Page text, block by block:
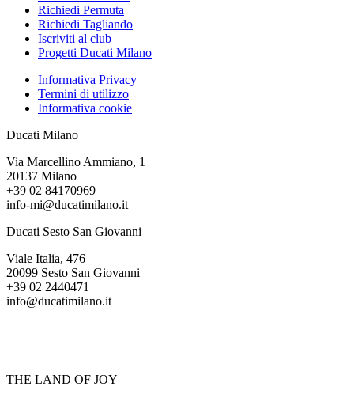
Richiedi Permuta
Richiedi Tagliando
Iscriviti al club
Progetti Ducati Milano
Informativa Privacy
Termini di utilizzo
Informativa cookie
Ducati Milano
Via Marcellino Ammiano, 1
20137 Milano
+39 02 84170969
info-mi@ducatimilano.it
Ducati Sesto San Giovanni
Viale Italia, 476
20099 Sesto San Giovanni
+39 02 2440471
info@ducatimilano.it
THE LAND OF JOY